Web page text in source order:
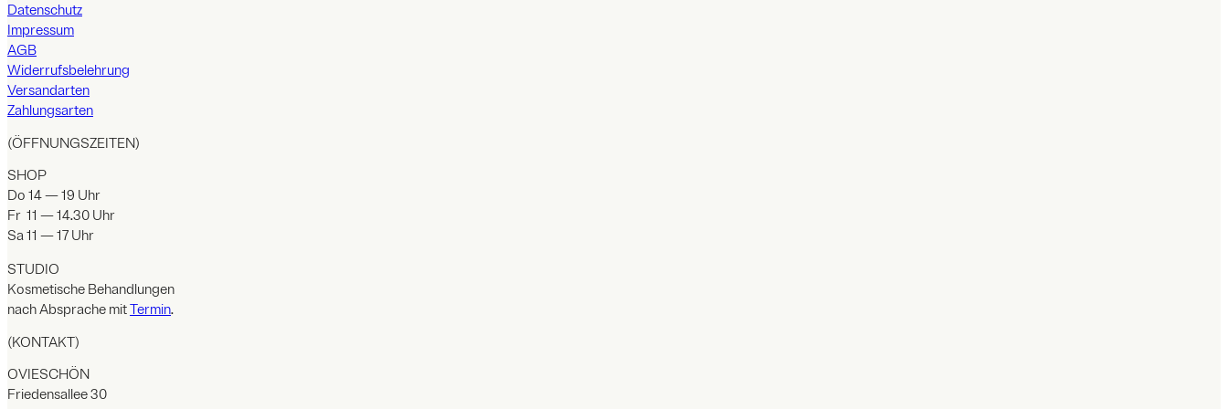
Datenschutz
Impressum
AGB
Widerrufsbelehrung
Versandarten
Zahlungsarten
(ÖFFNUNGSZEITEN)
SHOP
Do 14 — 19 Uhr
Fr 11 — 14.30 Uhr
Sa 11 — 17 Uhr
STUDIO
Kosmetische Behandlungen
nach Absprache mitTermin.
(KONTAKT)
OVIESCHÖN
Friedensallee 30